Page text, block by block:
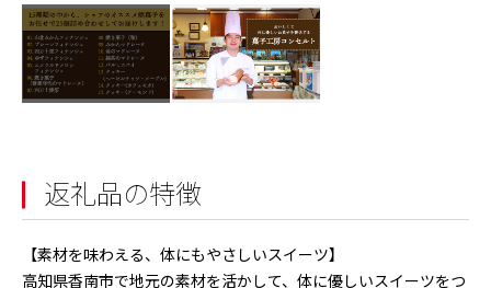
返礼品の特徴
【素材を味わえる、体にもやさしいスイーツ】
高知県香南市で地元の素材を活かして、体に優しいスイーツをつ